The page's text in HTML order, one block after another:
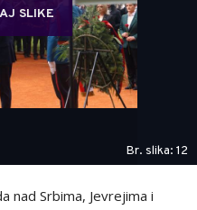
SLIKE
Br. slika: 12
nad Srbima, Jevrejima i